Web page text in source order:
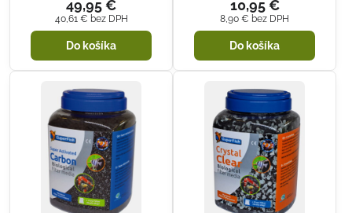
49,95 €
40,61 € bez DPH
Do košíka
10,95 €
8,90 € bez DPH
Do košíka